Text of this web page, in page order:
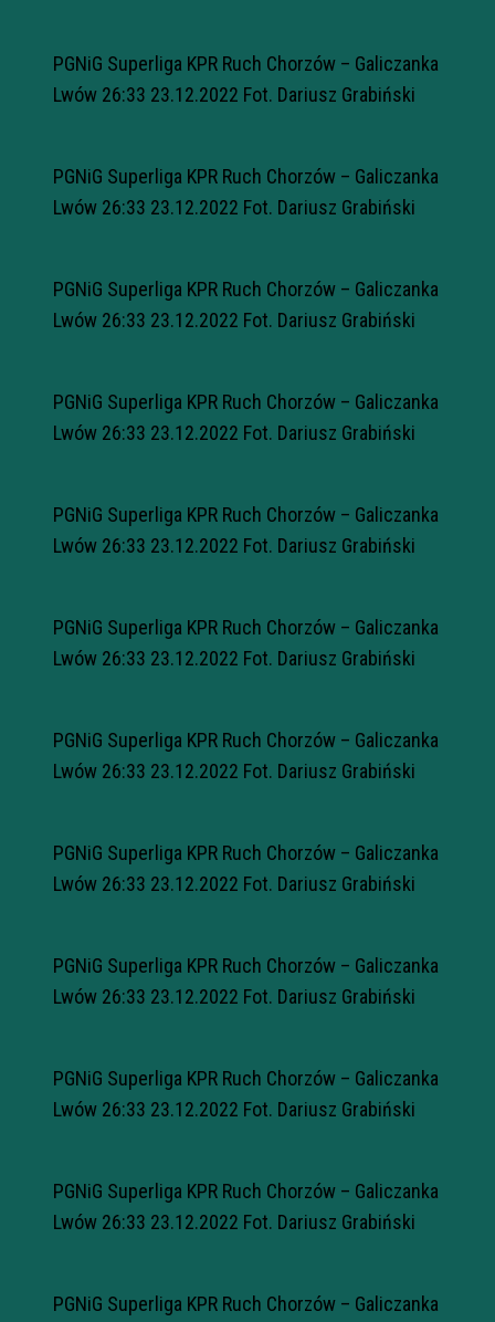
PGNiG Superliga KPR Ruch Chorzów – Galiczanka
Lwów 26:33 23.12.2022 Fot. Dariusz Grabiński
PGNiG Superliga KPR Ruch Chorzów – Galiczanka
Lwów 26:33 23.12.2022 Fot. Dariusz Grabiński
PGNiG Superliga KPR Ruch Chorzów – Galiczanka
Lwów 26:33 23.12.2022 Fot. Dariusz Grabiński
PGNiG Superliga KPR Ruch Chorzów – Galiczanka
Lwów 26:33 23.12.2022 Fot. Dariusz Grabiński
PGNiG Superliga KPR Ruch Chorzów – Galiczanka
Lwów 26:33 23.12.2022 Fot. Dariusz Grabiński
PGNiG Superliga KPR Ruch Chorzów – Galiczanka
Lwów 26:33 23.12.2022 Fot. Dariusz Grabiński
PGNiG Superliga KPR Ruch Chorzów – Galiczanka
Lwów 26:33 23.12.2022 Fot. Dariusz Grabiński
PGNiG Superliga KPR Ruch Chorzów – Galiczanka
Lwów 26:33 23.12.2022 Fot. Dariusz Grabiński
PGNiG Superliga KPR Ruch Chorzów – Galiczanka
Lwów 26:33 23.12.2022 Fot. Dariusz Grabiński
PGNiG Superliga KPR Ruch Chorzów – Galiczanka
Lwów 26:33 23.12.2022 Fot. Dariusz Grabiński
PGNiG Superliga KPR Ruch Chorzów – Galiczanka
Lwów 26:33 23.12.2022 Fot. Dariusz Grabiński
PGNiG Superliga KPR Ruch Chorzów – Galiczanka